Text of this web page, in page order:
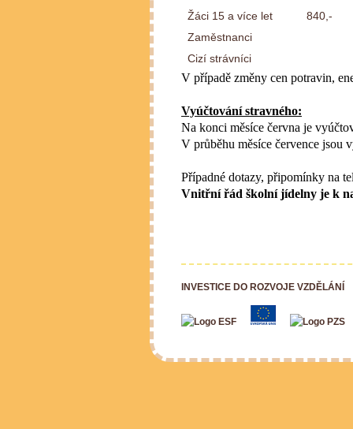
Žáci 15 a více let
840,-
Zaměstnanci
Cizí strávníci
V případě změny cen potravin,
Vyúčtování stravného:
Na konci měsíce června je
V průběhu měsíce července jsou
Případné dotazy, připomínky na
Vnitřní řád školní jídelny je k
INVESTICE DO ROZVOJE VZDĚLÁNÍ